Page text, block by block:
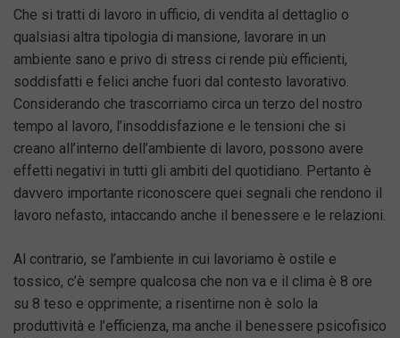
Che si tratti di lavoro in ufficio, di vendita al dettaglio o
qualsiasi altra tipologia di mansione, lavorare in un
ambiente sano e privo di stress ci rende più efficienti,
soddisfatti e felici anche fuori dal contesto lavorativo.
Considerando che trascorriamo circa un terzo del nostro
tempo al lavoro, l’insoddisfazione e le tensioni che si
creano all’interno dell’ambiente di lavoro, possono avere
effetti negativi in tutti gli ambiti del quotidiano. Pertanto è
davvero importante riconoscere quei segnali che rendono il
lavoro nefasto, intaccando anche il benessere e le relazioni.
Al contrario, se l’ambiente in cui lavoriamo è ostile e
tossico, c’è sempre qualcosa che non va e il clima è 8 ore
su 8 teso e opprimente; a risentirne non è solo la
produttività e l’efficienza, ma anche il benessere psicofisico